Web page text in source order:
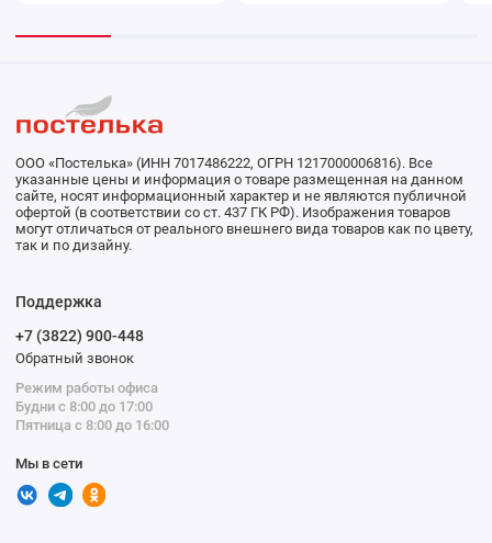
ООО «Постелька» (ИНН 7017486222, ОГРН 1217000006816). Все
указанные цены и информация о товаре размещенная на данном
сайте, носят информационный характер и не являются публичной
офертой (в соответствии со ст. 437 ГК РФ). Изображения товаров
могут отличаться от реального внешнего вида товаров как по цвету,
так и по дизайну.
Поддержка
+7 (3822) 900-448
Обратный звонок
Режим работы офиса
Будни с 8:00 до 17:00
Пятница с 8:00 до 16:00
Мы в сети